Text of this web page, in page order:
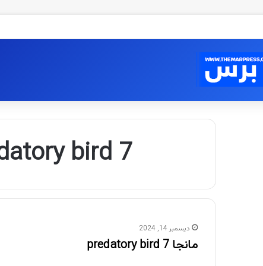
7 predatory bird مباشر الان
ديسمبر 14, 2024
مانجا 7 predatory bird